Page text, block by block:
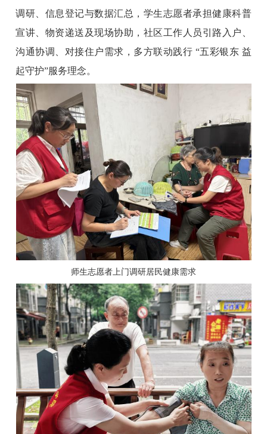
调研、信息登记与数据汇总，学生志愿者承担健康科普
宣讲、物资递送及现场协助，社区工作人员引路入户、
沟通协调、对接住户需求，多方联动践行 “五彩银东 益
起守护”服务理念。
师生志愿者上门调研居民健康需求